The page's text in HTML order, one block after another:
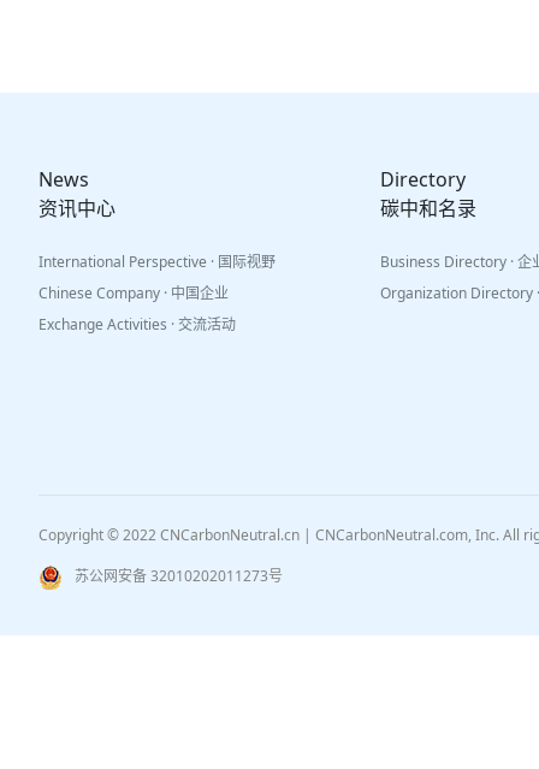
News
资讯中心
International Perspective · 国际视野
Chinese Company · 中国企业
Exchange Activities · 交流活动
Directory
碳中和名录
Business Directory · 企
Organization Directory
Copyright © 2022 CNCarbonNeutral.cn | CNCarbonNeutral.com, Inc. All
苏公网安备 32010202011273号